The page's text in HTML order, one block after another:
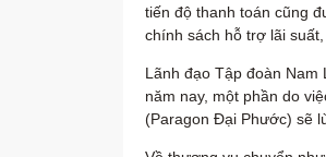
tiến độ thanh toán cũng
chính sách hỗ trợ lãi
Lãnh đạo Tập đoàn Nam
năm nay, một phần do
(Paragon Đại Phước) sẽ